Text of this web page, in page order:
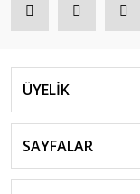
ÜYELİK
SAYFALAR